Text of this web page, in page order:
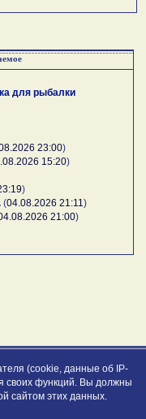
для рыбалки
23:00)
15:20)
)
(04.08.2026 21:11)
21:00)
(cookie, данные об IP-
своих функций. Вы должны
сайтом этих данных.